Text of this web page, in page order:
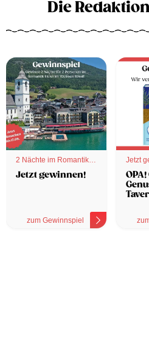
Die
2 Nächte im Romantik
Hotel
Jetzt gewinnen!
zum Gewinnspiel
Jetzt